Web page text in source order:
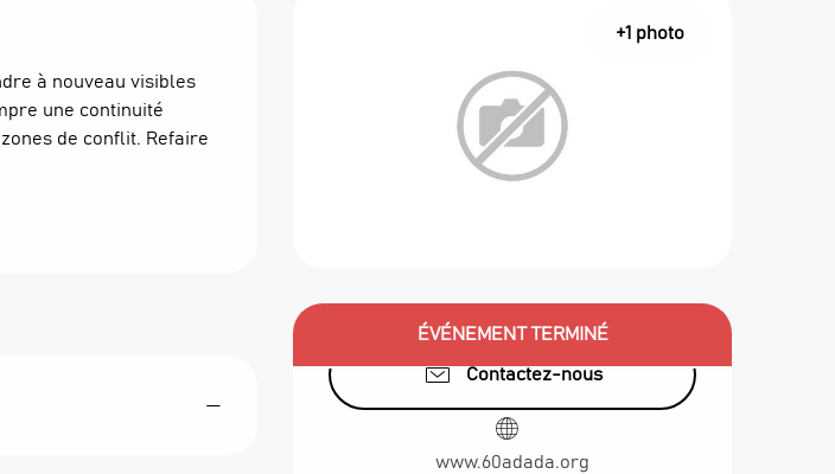
+1 photo
Ouverture et
ÉVÉNEMENT TERMINÉ
Contactez-nous
www.60adada.org
à nouveau visibles
une continuité
de conflit. Refaire
—